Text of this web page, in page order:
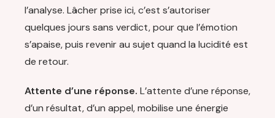
l’analyse. Lâcher prise ici, c’est s’autoriser
quelques jours sans verdict, pour que l’émotion
s’apaise, puis revenir au sujet quand la lucidité est
de retour.
Attente d’une réponse. L’attente d’une réponse,
d’un résultat, d’un appel, mobilise une énergie